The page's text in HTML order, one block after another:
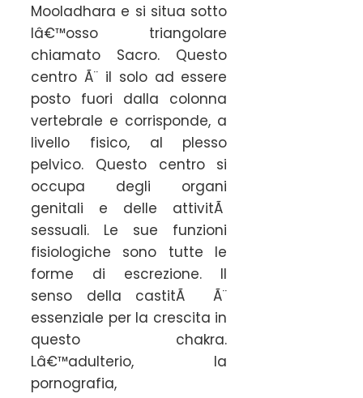
Mooladhara e si situa sotto
lâ€™osso triangolare
chiamato Sacro. Questo
centro Ã¨ il solo ad essere
posto fuori dalla colonna
vertebrale e corrisponde, a
livello fisico, al plesso
pelvico. Questo centro si
occupa degli organi
genitali e delle attivitÃ
sessuali. Le sue funzioni
fisiologiche sono tutte le
forme di escrezione. Il
senso della castitÃ Ã¨
essenziale per la crescita in
questo chakra.
Lâ€™adulterio, la
pornografia,